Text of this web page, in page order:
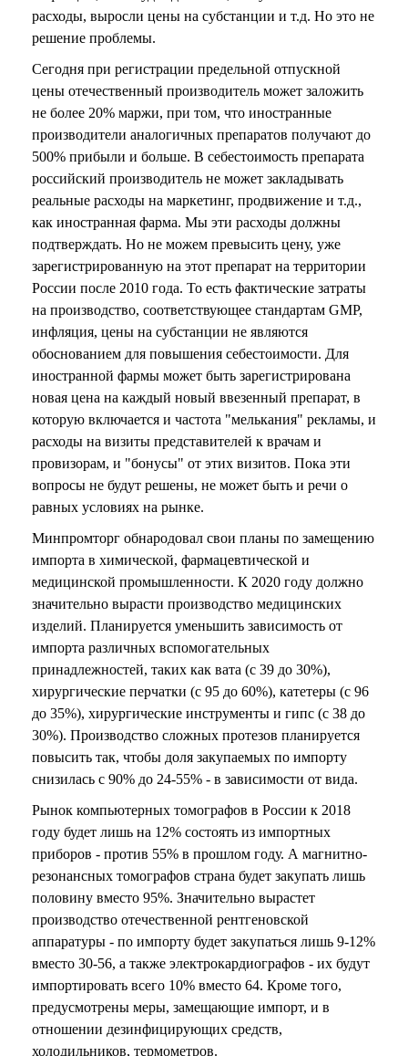
расходы, выросли цены на субстанции и т.д. Но это не
решение проблемы.
Сегодня при регистрации предельной отпускной
цены отечественный производитель может заложить
не более 20% маржи, при том, что иностранные
производители аналогичных препаратов получают до
500% прибыли и больше. В себестоимость препарата
российский производитель не может закладывать
реальные расходы на маркетинг, продвижение и т.д.,
как иностранная фарма. Мы эти расходы должны
подтверждать. Но не можем превысить цену, уже
зарегистрированную на этот препарат на территории
России после 2010 года. То есть фактические затраты
на производство, соответствующее стандартам GMP,
инфляция, цены на субстанции не являются
обоснованием для повышения себестоимости. Для
иностранной фармы может быть зарегистрирована
новая цена на каждый новый ввезенный препарат, в
которую включается и частота "мелькания" рекламы, и
расходы на визиты представителей к врачам и
провизорам, и "бонусы" от этих визитов. Пока эти
вопросы не будут решены, не может быть и речи о
равных условиях на рынке.
Минпромторг обнародовал свои планы по замещению
импорта в химической, фармацевтической и
медицинской промышленности. К 2020 году должно
значительно вырасти производство медицинских
изделий. Планируется уменьшить зависимость от
импорта различных вспомогательных
принадлежностей, таких как вата (с 39 до 30%),
хирургические перчатки (с 95 до 60%), катетеры (с 96
до 35%), хирургические инструменты и гипс (с 38 до
30%). Производство сложных протезов планируется
повысить так, чтобы доля закупаемых по импорту
снизилась с 90% до 24-55% - в зависимости от вида.
Рынок компьютерных томографов в России к 2018
году будет лишь на 12% состоять из импортных
приборов - против 55% в прошлом году. А магнитно-
резонансных томографов страна будет закупать лишь
половину вместо 95%. Значительно вырастет
производство отечественной рентгеновской
аппаратуры - по импорту будет закупаться лишь 9-12%
вместо 30-56, а также электрокардиографов - их будут
импортировать всего 10% вместо 64. Кроме того,
предусмотрены меры, замещающие импорт, и в
отношении дезинфицирующих средств,
холодильников, термометров.